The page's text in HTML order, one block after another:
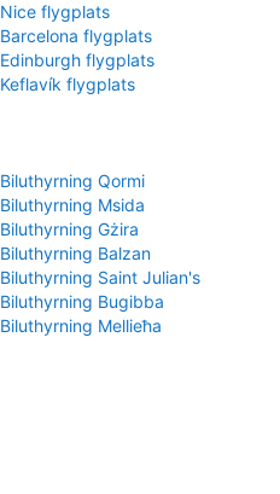
Nice flygplats
Barcelona flygplats
Edinburgh flygplats
Keflavík flygplats
Biluthyrning Qormi
Biluthyrning Msida
Biluthyrning Gżira
Biluthyrning Balzan
Biluthyrning Saint Julian's
Biluthyrning Bugibba
Biluthyrning Mellieħa